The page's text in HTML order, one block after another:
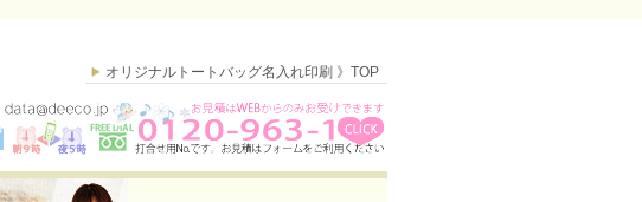
オリジナルトートバッグ名入れ印刷 》TOP